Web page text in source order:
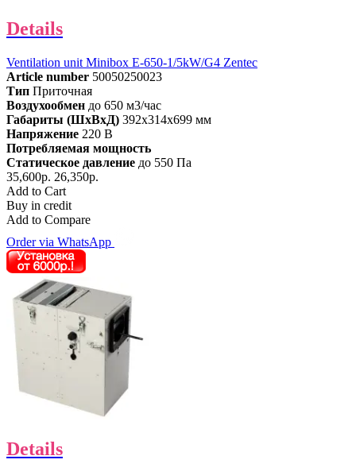
Details
Ventilation unit Minibox E-650-1/5kW/G4 Zentec
Article number 50050250023
Тип Приточная
Воздухообмен до 650 м3/час
Габариты (ШхВхД) 392x314x699 мм
Напряжение 220 В
Потребляемая мощность
Статическое давление до 550 Па
35,600р. 26,350р.
Add to Cart
Buy in credit
Add to Compare
Order via WhatsApp
Details